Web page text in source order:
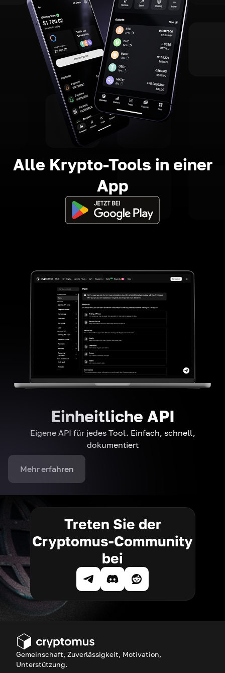
Alle Krypto-Tools in einer
App
Einheitliche API
Eigene API für jedes Tool. Einfach, schnell,
dokumentiert
Mehr erfahren
Treten Sie der
Cryptomus-Community
bei
Gemeinschaft, Zuverlässigkeit, Motivation,
Unterstützung.